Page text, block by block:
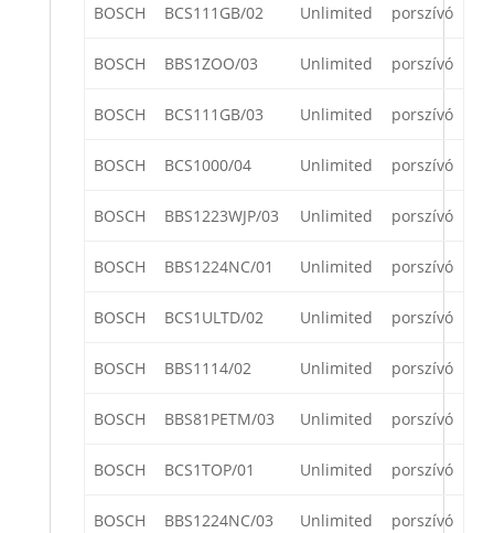
BOSCH BCS111GB/02 Unlimited porszívó
BOSCH BBS1ZOO/03 Unlimited porszívó
BOSCH BCS111GB/03 Unlimited porszívó
BOSCH BCS1000/04 Unlimited porszívó
BOSCH BBS1223WJP/03 Unlimited porszívó
BOSCH BBS1224NC/01 Unlimited porszívó
BOSCH BCS1ULTD/02 Unlimited porszívó
BOSCH BBS1114/02 Unlimited porszívó
BOSCH BBS81PETM/03 Unlimited porszívó
BOSCH BCS1TOP/01 Unlimited porszívó
BOSCH BBS1224NC/03 Unlimited porszívó